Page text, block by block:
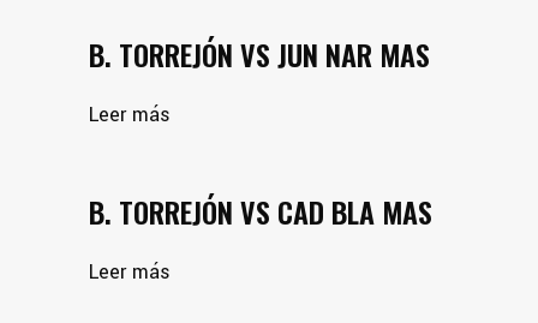
B. TORREJÓN VS JUN NAR MAS
Leer más
B. TORREJÓN VS CAD BLA MAS
Leer más